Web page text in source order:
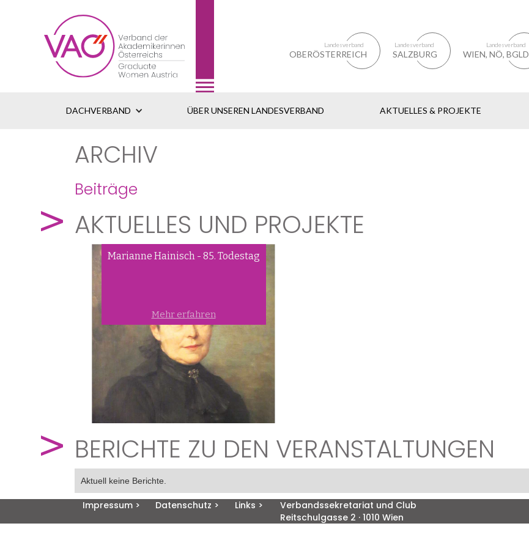
Landesverband
OBERÖSTERREICH
Landesverband
SALZBURG
Landesverband
WIEN, NÖ, BGLD
DACHVERBAND ÜBER UNSEREN LANDESVERBAND AKTUELLES & PROJEKTE
ARCHIV
Beiträge
AKTUELLES UND PROJEKTE
Marianne Hainisch - 85. Todestag
Mehr erfahren
BERICHTE ZU DEN VERANSTALTUNGEN
Aktuell keine Berichte.
Impressum > Datenschutz > Links >
Verbandssekretariat und Club
Reitschulgasse 2 · 1010 Wien